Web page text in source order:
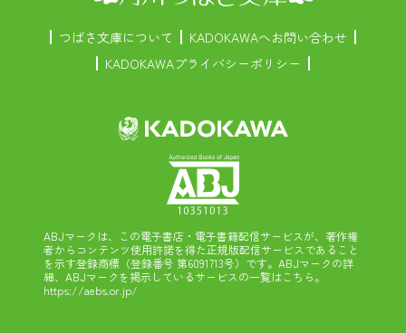
つばさ文庫について
KADOKAWAへお問い合わせ
KADOKAWAプライバシーポリシー
ABJマークは、この電子書店・電子書籍配信サービスが、著作権
者からコンテンツ使用許諾を得た正規版配信サービスであること
を示す登録商標（登録番号 第6091713号）です。ABJマークの詳
細、ABJマークを掲示しているサービスの一覧はこちら。
https://aebs.or.jp/